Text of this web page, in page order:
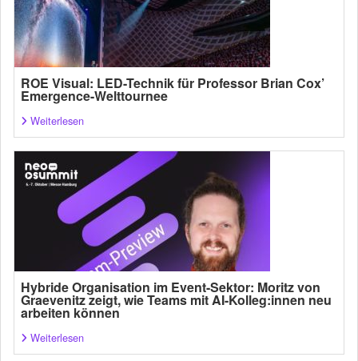
ROE Visual: LED-Technik für Professor Brian Cox’
Emergence-Welttournee
Weiterlesen
Hybride Organisation im Event-Sektor: Moritz von
Graevenitz zeigt, wie Teams mit AI-Kolleg:innen neu
arbeiten können
Weiterlesen